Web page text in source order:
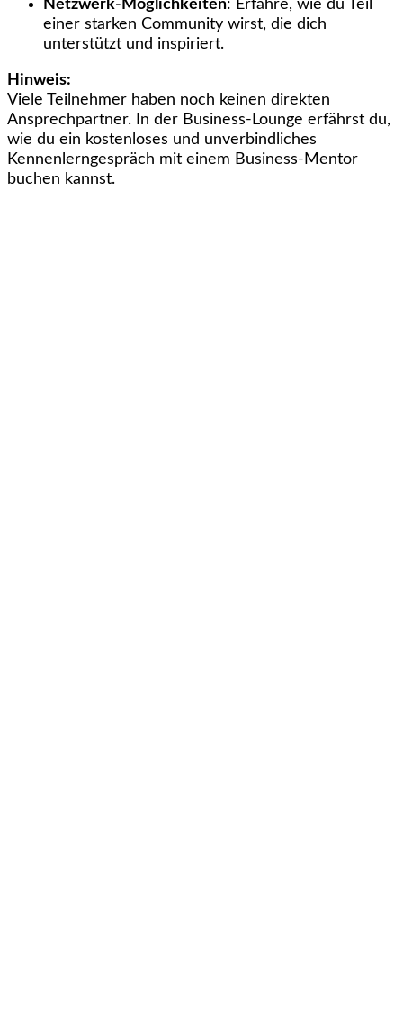
Netzwerk-Möglichkeiten: Erfahre, wie du Teil
einer starken Community wirst, die dich
unterstützt und inspiriert.
Hinweis:
Viele Teilnehmer haben noch keinen direkten
Ansprechpartner. In der Business-Lounge erfährst du,
wie du ein kostenloses und unverbindliches
Kennenlerngespräch mit einem Business-Mentor
buchen kannst.